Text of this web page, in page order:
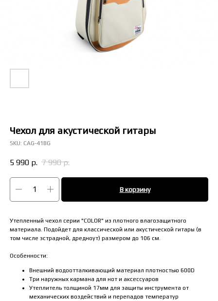
Чехол для акустической гитары
SKU: CAG-41BG
5 990 р. 7 990 р.
В корзину
Утепленный чехол серии "COLOR" из плотного влагозащитного
материала. Подойдет для классической или акустической гитары (в
том числе эстрадной, дредноут) размером до 106 см.
Особенности:
Внешний водоотталкивающий материал плотностью 600D
Три наружных кармана для нот и аксессуаров
Утеплитель толщиной 17мм для защиты инструмента от
механических воздействий и перепадов температур